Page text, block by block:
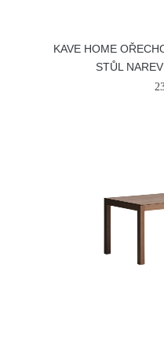
KAVE HOME
STŮL